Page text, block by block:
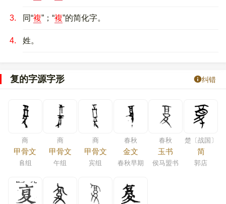
3. 同“複”；“複”的简化字。
4. 姓。
复的字源字形 纠错
商
甲骨文
𠂤组
商
甲骨文
午组
商
甲骨文
宾组
春秋
金文
春秋早期
春秋
玉书
侯马盟书
楚〔战国〕
简
郭店